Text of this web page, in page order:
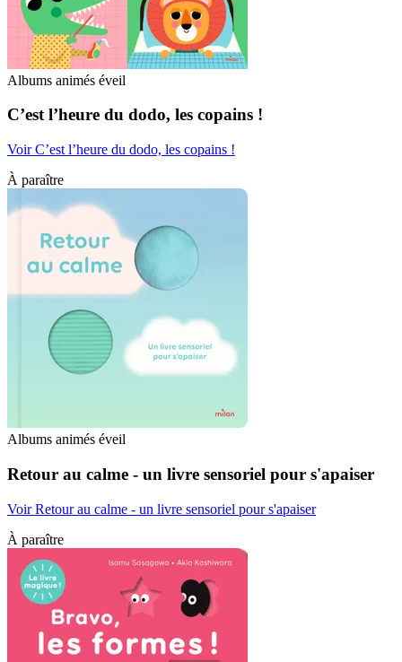
Albums animés éveil
C’est l’heure du dodo, les copains !
Voir C’est l’heure du dodo, les copains !
À paraître
Albums animés éveil
Retour au calme - un livre sensoriel pour s'apaiser
Voir Retour au calme - un livre sensoriel pour s'apaiser
À paraître